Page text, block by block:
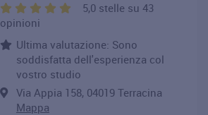
5,0 stelle su 43
opinioni
Ultima valutazione: Sono
soddisfatta dell'esperienza col
vostro studio
Via Appia 158, 04019 Terracina
Mappa